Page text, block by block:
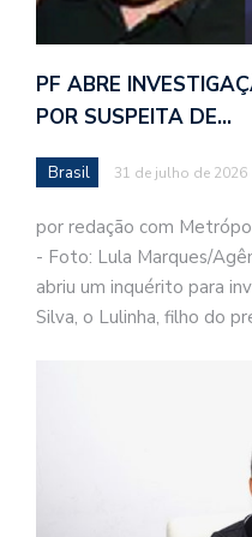
PF ABRE
POR SUSPEITA DE…
Brasil 31 de julho de 2026
por redação com
- Foto: Lula Marques/
abriu um inquérito para
Silva, o Lulinha, filho do